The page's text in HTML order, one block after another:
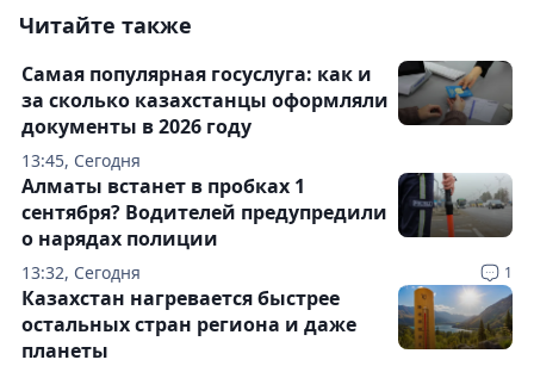
Читайте также
13:45, Сегодня
Самая популярная госуслуга: как и
за сколько казахстанцы оформляли
документы в 2026 году
13:32, Сегодня 1
Алматы встанет в пробках 1
сентября? Водителей предупредили
о нарядах полиции
Казахстан нагревается быстрее
остальных стран региона и даже
планеты